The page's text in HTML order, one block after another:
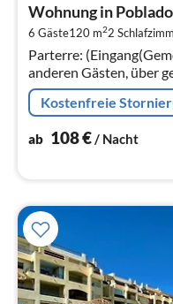
Wohnung in
6 Gäste120 m22
Parterre:
anderen Gästen, über
erreichbar),
elektrisch)
Kostenfreie
ab 108€/ Nacht